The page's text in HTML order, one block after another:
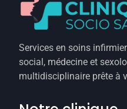
Services en soins
social, médecine et
multidisciplinaire prête à